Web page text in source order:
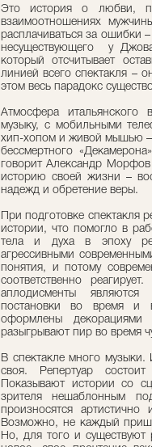
Это история о любви,
взаимоотношениях
расплачиваться за ошибки
несуществующего у
который отсчитывает
линией всего спектакля –
этом весь парадокс
Атмосфера итальянского
музыку, с мобильными
хип-хопом и живой мышью –
бессмертного
говорит Александр Морфов
историю своей жизни –
надежд и обретение веры.
При подготовке спектакля
истории, что помогло в
тела и духа в эпоху
агрессивными
понятия, и потому
соответственно
аплодисменты являются
постановки во время и
оформлены
разыгрывают пир во время
В спектакле много
своя. Репертуар
Показывают истории со
зрителя нешаблонным
произносятся
Возможно, не каждый
Но, для того и существуют